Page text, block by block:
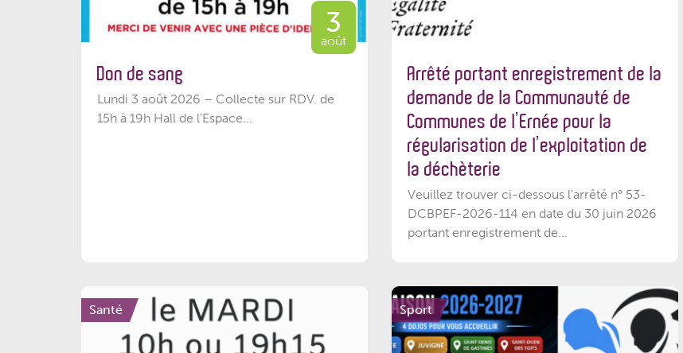
3
août
Don de sang
Lundi 3 août 2026 – Collecte sur RDV. de
15h à 19h Hall de l'Espace...
Arrêté portant enregistrement de la
demande de la Communauté de
Communes de l’Ernée pour la
régularisation de l’exploitation de
la déchèterie
Veuillez trouver ci-dessous l'arrêté n° 53-
DCBPEF-2026-114 en date du 30 juin 2026
portant enregistrement de...
Santé Sport